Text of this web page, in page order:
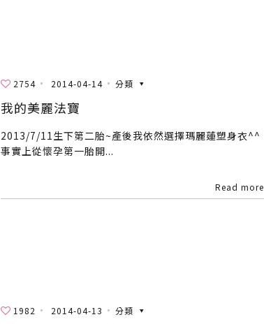
2754 2014-04-14 分類
我的美麗法寶
2013/7/11生下第二胎~產後我依然選擇瑪麗蓮塑身衣^^
事實上從懷孕第一胎開...
Read more
1982 2014-04-13 分類